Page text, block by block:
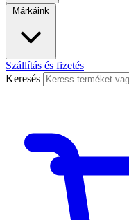
Márkáink
Szállítás és fizetés
Keresés